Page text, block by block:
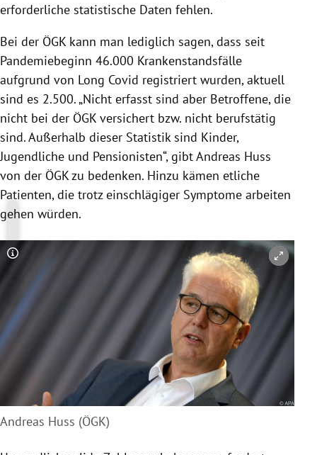
erforderliche statistische Daten fehlen.
Bei der ÖGK kann man lediglich sagen, dass seit
Pandemiebeginn 46.000 Krankenstandsfälle
aufgrund von Long Covid registriert wurden, aktuell
sind es 2.500. „Nicht erfasst sind aber Betroffene, die
nicht bei der ÖGK versichert bzw. nicht berufstätig
sind. Außerhalb dieser Statistik sind Kinder,
Jugendliche und Pensionisten“, gibt Andreas Huss
von der ÖGK zu bedenken. Hinzu kämen etliche
Patienten, die trotz einschlägiger Symptome arbeiten
gehen würden.
Copyright-Hinweis öffnen/schließen
Andreas Huss (ÖGK)